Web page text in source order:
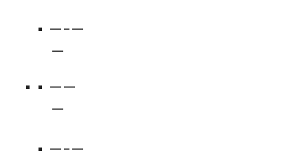
— – —
—
— —
—
— – —